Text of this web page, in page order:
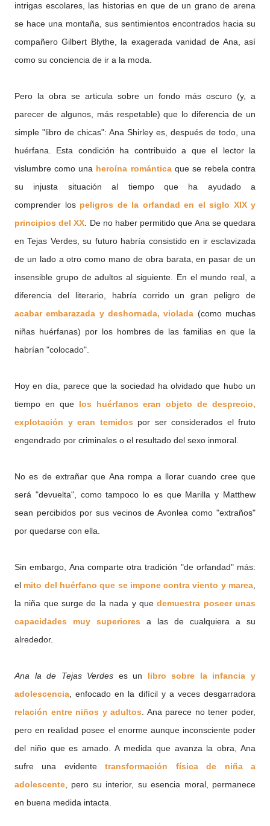
intrigas escolares, las historias en que de un grano de arena
se hace una montaña, sus sentimientos encontrados hacia su
compañero Gilbert Blythe, la exagerada vanidad de Ana, así
como su conciencia de ir a la moda.
Pero la obra se articula sobre un fondo más oscuro (y, a
parecer de algunos, más respetable) que lo diferencia de un
simple "libro de chicas": Ana Shirley es, después de todo, una
huérfana. Esta condición ha contribuido a que el lector la
vislumbre como una heroína románticaque se rebela contra
su injusta situación al tiempo que ha ayudado a
comprender los peligros de la orfandad en el siglo XIX y
principios del XX. De no haber permitido que Ana se quedara
en Tejas Verdes, su futuro habría consistido en ir esclavizada
de un lado a otro como mano de obra barata, en pasar de un
insensible grupo de adultos al siguiente. En el mundo real, a
diferencia del literario, habría corrido un gran peligro de
acabar embarazada y deshornada, violada (como muchas
niñas huérfanas) por los hombres de las familias en que la
habrían "colocado".
Hoy en día, parece que la sociedad ha olvidado que hubo un
tiempo en que los huérfanos eran objeto de desprecio,
explotación y eran temidos por ser considerados el fruto
engendrado por criminales o el resultado del sexo inmoral.
No es de extrañar que Ana rompa a llorar cuando cree que
será "devuelta", como tampoco lo es que Marilla y Matthew
sean percibidos por sus vecinos de Avonlea como "extraños"
por quedarse con ella.
Sin embargo, Ana comparte otra tradición "de orfandad" más:
el mito del huérfano que se impone contra viento y marea,
la niña que surge de la nada y quedemuestra poseer unas
capacidades muy superiores a las de cualquiera a su
alrededor.
Ana la de Tejas Verdes es un libro sobre la infancia y
adolescencia, enfocado en la difícil y a veces desgarradora
relación entre niños y adultos. Ana parece no tener poder,
pero en realidad posee el enorme aunque inconsciente poder
del niño que es amado. A medida que avanza la obra, Ana
sufre una evidentetransformación física de niña a
adolescente, pero su interior, su esencia moral, permanece
en buena medida intacta.